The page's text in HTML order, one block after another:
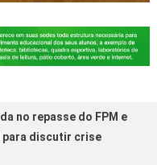
no repasse do FPM e
para discutir crise